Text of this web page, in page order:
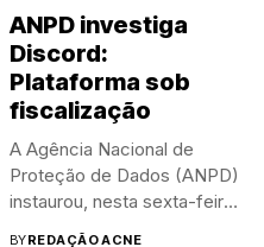
ANPD investiga
Discord:
Plataforma sob
fiscalização
A Agência Nacional de
Proteção de Dados (ANPD)
instaurou, nesta sexta-feira
BYREDAÇÃO ACNE